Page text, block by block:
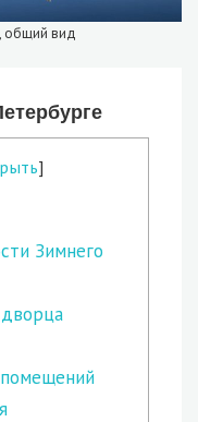
общий вид
]
Зимнего